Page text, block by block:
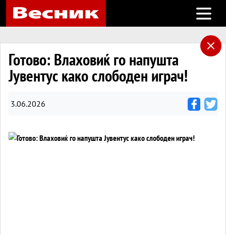
Open
Готово: Влаховиќ го напушта
Јувентус како слободен играч!
3.06.2026